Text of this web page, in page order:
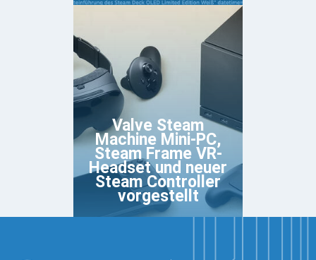
Valve Steam
Machine Mini-PC,
Steam Frame VR-
Headset und neuer
Steam Controller
vorgestellt